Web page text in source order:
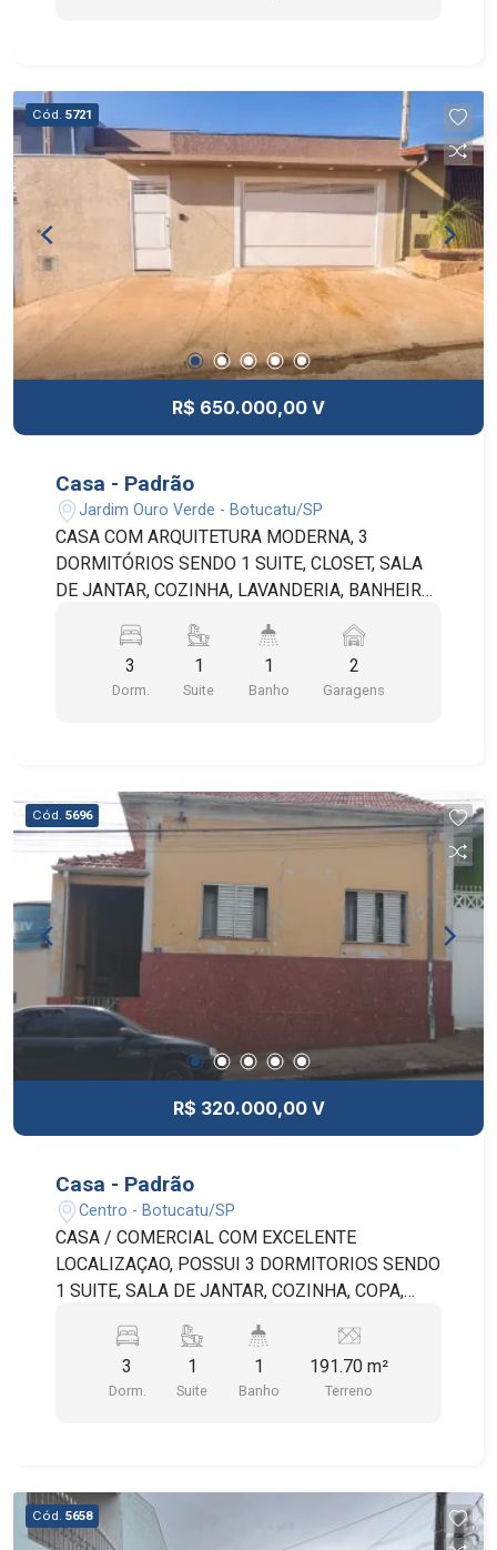
Cód. 5721
R$ 650.000,00 V
Casa - Padrão
Jardim Ouro Verde - Botucatu/SP
CASA COM ARQUITETURA MODERNA, 3
DORMITÓRIOS SENDO 1 SUITE, CLOSET, SALA
DE JANTAR, COZINHA, LAVANDERIA, BANHEIRO
ÁREA TOTAL DO TERRENO É DE 250M² SENDO
150,8M² DE ÁREA CONSTRUÍDA.
3
Dorm.
1
Suite
1
Banho
2
Garagens
Cód. 5696
R$ 320.000,00 V
Casa - Padrão
Centro - Botucatu/SP
CASA / COMERCIAL COM EXCELENTE
LOCALIZAÇAO, POSSUI 3 DORMITORIOS SENDO
1 SUITE, SALA DE JANTAR, COZINHA, COPA,
QUINTAL E QUARTO DE SERVIÇO.
3
Dorm.
1
Suite
1
Banho
191.70 m²
Terreno
Cód. 5658